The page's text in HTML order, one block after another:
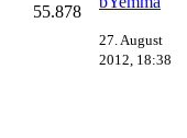
55.878
27. August
2012, 18:38